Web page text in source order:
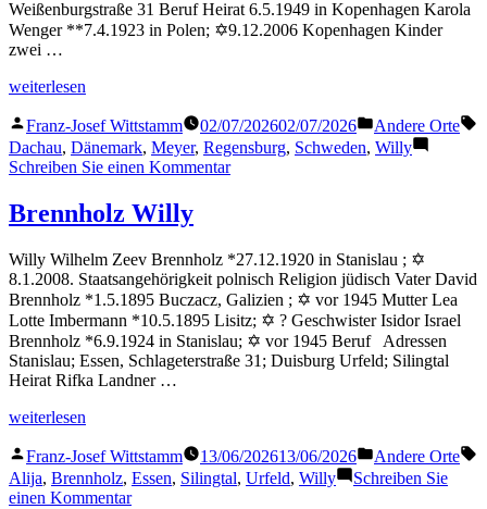
Weißenburgstraße 31 Beruf Heirat 6.5.1949 in Kopenhagen Karola
Wenger **7.4.1923 in Polen; ✡9.12.2006 Kopenhagen Kinder
zwei …
„Meyer
weiterlesen
Veröffentlicht
von
Franz-Josef Wittstamm 02/07/202602/07/2026
Veröffentlicht
in
Andere Orte
Dachau, Dänemark, Meyer, Regensburg, Schweden, Willy
Schreiben Sie einen Kommentarzu
Brennholz Willy
Willy Wilhelm Zeev Brennholz *27.12.1920 in Stanislau ; ✡
8.1.2008. Staatsangehörigkeit polnisch Religion jüdisch Vater David
Brennholz *1.5.1895 Buczacz, Galizien ; ✡ vor 1945 Mutter Lea
Lotte Imbermann *10.5.1895 Lisitz; ✡ ? Geschwister Isidor Israel
Brennholz *6.9.1924 in Stanislau; ✡ vor 1945 Beruf Adressen
Stanislau; Essen, Schlageterstraße 31; Duisburg Urfeld; Silingtal
Heirat Rifka Landner …
„Brennholz
weiterlesen
Veröffentlicht
von
Franz-Josef Wittstamm 13/06/202613/06/2026
Veröffentlicht
in
Andere Orte
Alija, Brennholz, Essen, Silingtal, Urfeld, Willy
Schreiben Sie
einen Kommentarzu